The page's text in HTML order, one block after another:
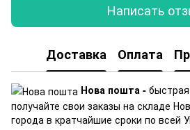
Написать
Доставка Оплата
Нова пошта -
получайте свои заказы на складе
города в кратчайшие сроки по всей